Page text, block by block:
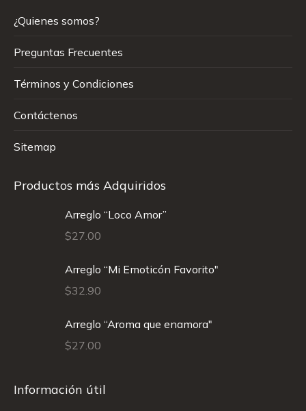
¿Quienes somos?
Preguntas Frecuentes
Términos y Condiciones
Contáctenos
Sitemap
Productos más Adquiridos
Arreglo “Loco Amor”
$27.00
Arreglo “Mi Emoticón Favorito"
$32.90
Arreglo “Aroma que enamora"
$27.00
Información útil